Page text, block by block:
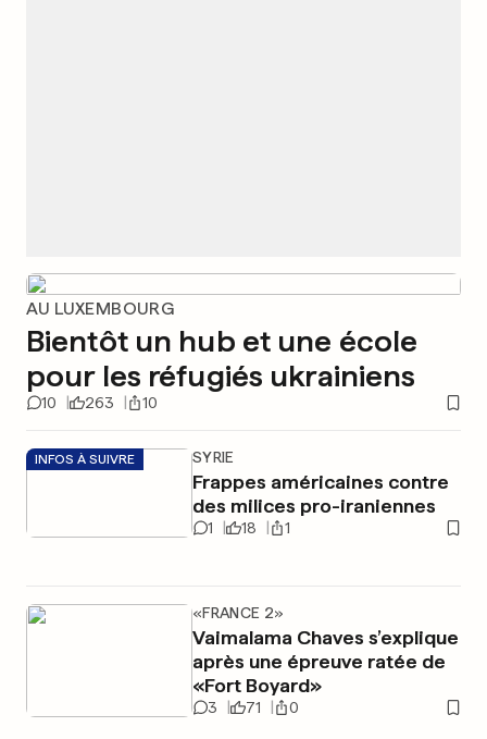
AU LUXEMBOURG
Bientôt un hub et une école
pour les réfugiés ukrainiens
10 263 10
INFOS À SUIVRE SYRIE
Frappes américaines contre
des milices pro-iraniennes
1 18 1
«FRANCE 2»
Vaimalama Chaves s’explique
après une épreuve ratée de
«Fort Boyard»
3 71 0